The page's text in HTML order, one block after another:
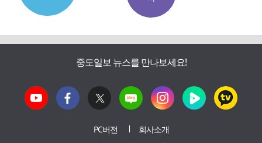
중도일보 뉴스를 만나보세요!
PC버전 회사소개